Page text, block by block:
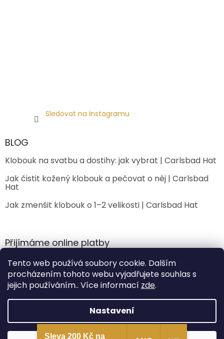
Tento web používá soubory cookie. Dalším
procházením tohoto webu vyjadřujete souhlas s
jejich používáním.. Více informací zde.
Nastavení
Sledovat na Instagramu
BLOG
Klobouk na svatbu a dostihy: jak vybrat | Carlsbad Hat
Jak čistit kožený klobouk a pečovat o něj | Carlsbad
Hat
Jak zmenšit klobouk o 1–2 velikosti | Carlsbad Hat
Přijímáme online platby
Vytvořil Shoptet Premium
Sleva 200 Kč na